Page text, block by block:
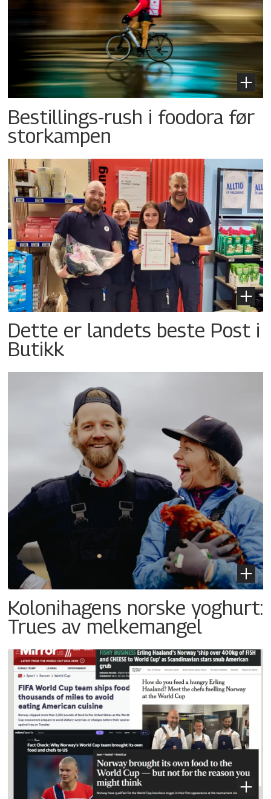
Bestillings-rush i foodora før
storkampen
Dette er landets beste Post i
Butikk
Kolonihagens norske yoghurt:
Trues av melkemangel